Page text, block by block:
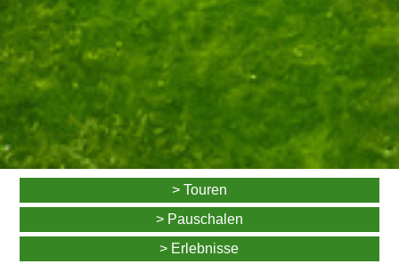
> Touren
> Pauschalen
> Erlebnisse